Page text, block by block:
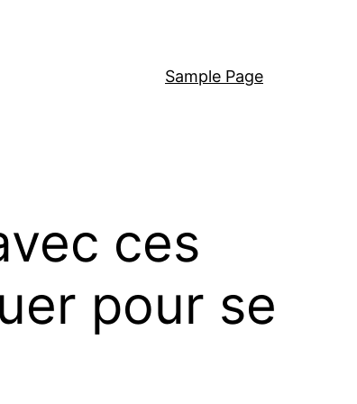
Sample Page
ces
pour se